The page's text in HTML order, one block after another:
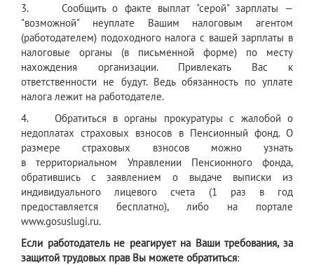
3. Сообщить о факте выплат "серой" зарплаты —
"возможной" неуплате Вашим налоговым агентом
(работодателем) подоходного налога с вашей зарплаты в
налоговые органы (в письменной форме) по месту
нахождения организации. Привлекать Вас к
ответственности не будут. Ведь обязанность по уплате
налога лежит на работодателе.
4. Обратиться в органы прокуратуры с жалобой о
недоплатах страховых взносов в Пенсионный фонд. О
размере страховых взносов можно узнать
в территориальном Управлении Пенсионного фонда,
обратившись с заявлением о выдаче выписки из
индивидуального лицевого счета (1 раз в год
предоставляется бесплатно), либо на портале
www.gosuslugi.ru.
Если работодатель не реагирует на Ваши требования, за
защитой трудовых прав Вы можете обратиться: